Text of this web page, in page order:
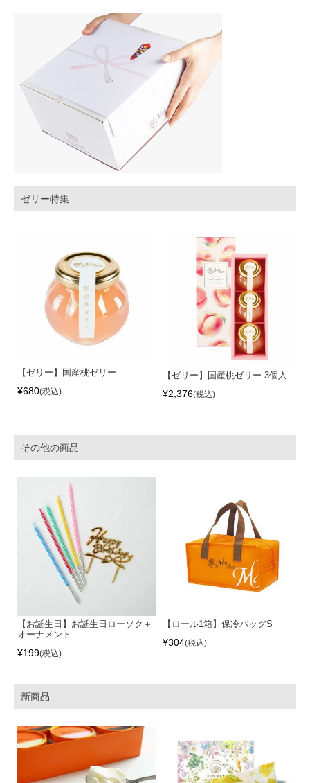
ゼリー特集
【ゼリー】国産桃ゼリー
¥680 税込
【ゼリー】国産桃ゼリー 3個入
¥2,376 税込
その他の商品
【お誕生日】お誕生日ローソク＋
オーナメント
¥199 税込
【ロール1箱】保冷バッグS
¥304 税込
新商品